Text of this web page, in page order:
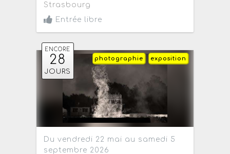
Strasbourg
Entrée libre
ENCORE
28
JOURS
exposition
photographie
Du vendredi 22 mai au samedi 5
septembre 2026